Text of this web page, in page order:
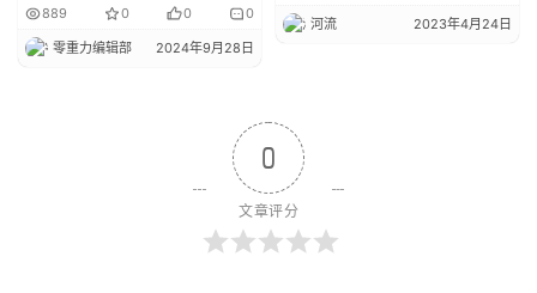
889 0 0 0
零重力编辑部 2024年9月28日
河流 2023年4月24日
0
文章评分